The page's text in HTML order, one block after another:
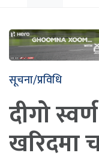
सूचना/प्रविधि
दीगो
खरिदमा